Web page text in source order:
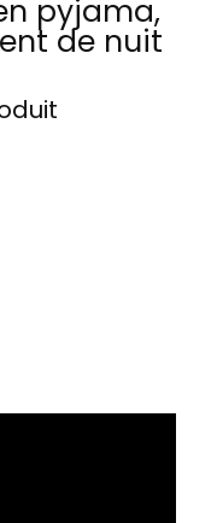
pyjama,
de nuit